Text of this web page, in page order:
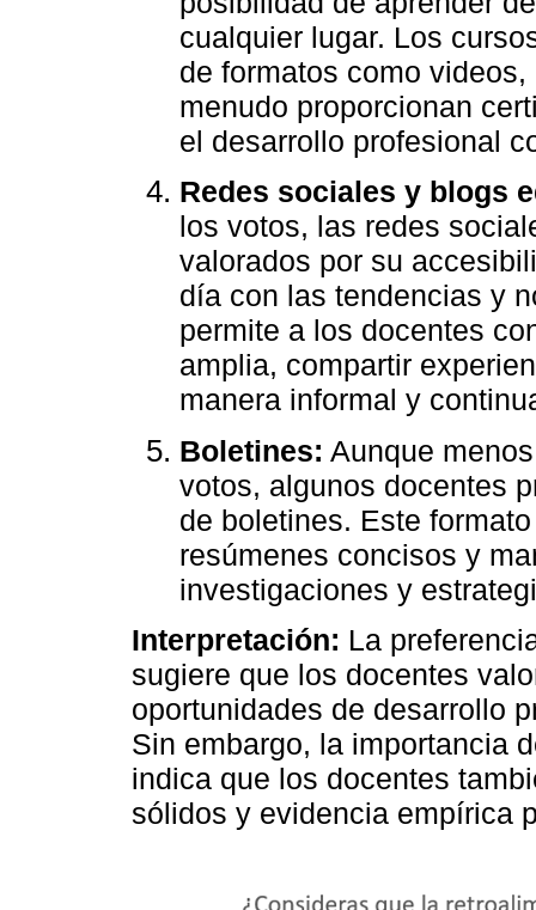
cualquier lugar. Los
de formatos como
menudo proporcionan
el desarrollo profesional
Redes sociales y blogs
los votos, las redes
valorados por su
día con las tendencias y
permite a los docentes
amplia, compartir
manera informal y
Boletines: Aunque
votos, algunos docentes
de boletines. Este
resúmenes concisos y
investigaciones y
Interpretación: La
sugiere que los docentes
oportunidades de desarrollo
Sin embargo, la importancia
indica que los docentes
sólidos y evidencia empírica